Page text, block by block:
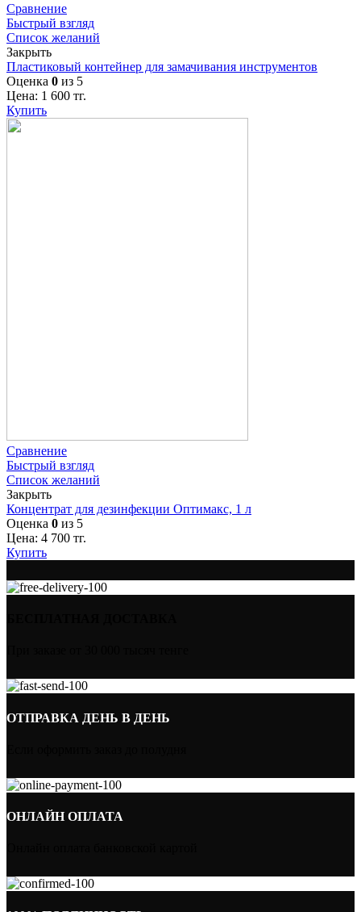
Сравнение
Быстрый взгляд
Список желаний
Закрыть
Пластиковый контейнер для замачивания инструментов
Оценка 0 из 5
Цена: 1 600 тг.
Купить
Сравнение
Быстрый взгляд
Список желаний
Закрыть
Концентрат для дезинфекции Оптимакс, 1 л
Оценка 0 из 5
Цена: 4 700 тг.
Купить
ОТПРАВКА ДЕНЬ В ДЕНЬ
ОНЛАЙН ОПЛАТА